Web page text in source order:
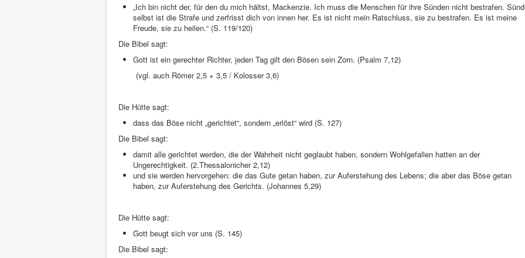
„Ich bin nicht der, für den du mich hältst, Mackenzie. Ich muss die Menschen für ihre Sünden nicht bestrafen.
selbst ist die Strafe und zerfrisst dich von innen her. Es ist nicht mein Ratschluss, sie zu bestrafen. Es ist meine
Freude, sie zu heilen.“ (S. 119/120)
Die Bibel sagt:
Gott ist ein gerechter Richter, jeden Tag gilt den Bösen sein Zorn. (Psalm 7,12)
(vgl. auch Römer 2,5 + 3,5 / Kolosser 3,6)
Die Hütte sagt:
dass das Böse nicht „gerichtet“, sondern „erlöst“ wird (S. 127)
Die Bibel sagt:
damit alle gerichtet werden, die der Wahrheit nicht geglaubt haben, sondern Wohlgefallen hatten an der
Ungerechtigkeit. (2.Thessalonicher 2,12)
und sie werden hervorgehen: die das Gute getan haben, zur Auferstehung des Lebens; die aber das Böse getan
haben, zur Auferstehung des Gerichts. (Johannes 5,29)
Die Hütte sagt:
Gott beugt sich vor uns (S. 145)
Die Bibel sagt: